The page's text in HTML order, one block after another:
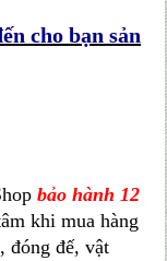
cho bạn sản
bảo hành 12
khi mua hàng
đóng đế, vật